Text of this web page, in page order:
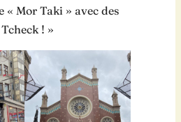
« Mor Taki » avec des
! »